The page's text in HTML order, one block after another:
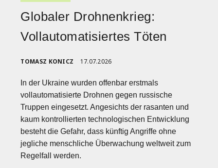
Globaler Drohnenkrieg:
Vollautomatisiertes Töten
TOMASZ KONICZ 17.07.2026
In der Ukraine wurden offenbar erstmals
vollautomatisierte Drohnen gegen russische
Truppen eingesetzt. Angesichts der rasanten und
kaum kontrollierten technologischen Entwicklung
besteht die Gefahr, dass künftig Angriffe ohne
jegliche menschliche Überwachung weltweit zum
Regelfall werden.